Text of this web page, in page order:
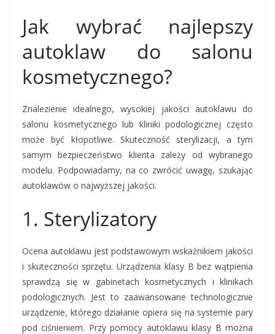
Jak wybrać najlepszy
autoklaw do salonu
kosmetycznego?
Znalezienie idealnego, wysokiej jakości autoklawu do
salonu kosmetycznego lub kliniki podologicznej często
może być kłopotliwe. Skuteczność sterylizacji, a tym
samym bezpieczeństwo klienta zależy od wybranego
modelu. Podpowiadamy, na co zwrócić uwagę, szukając
autoklawów o najwyższej jakości.
1. Sterylizatory
Ocena autoklawu jest podstawowym wskaźnikiem jakości
i skuteczności sprzętu. Urządzenia klasy B bez wątpienia
sprawdzą się w gabinetach kosmetycznych i klinikach
podologicznych. Jest to zaawansowane technologicznie
urządzenie, którego działanie opiera się na systemie pary
pod ciśnieniem. Przy pomocy autoklawu klasy B można